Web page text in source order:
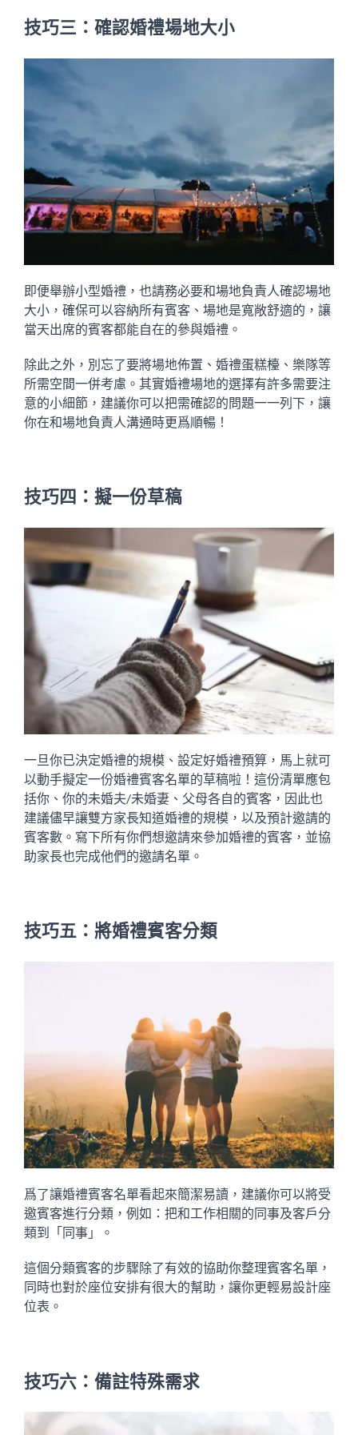
技巧三：確認婚禮場地大小
即便舉辦小型婚禮，也請務必要和場地負責人確認場地
大小，確保可以容納所有賓客、場地是寬敞舒適的，讓
當天出席的賓客都能自在的參與婚禮。
除此之外，別忘了要將場地佈置、婚禮蛋糕檯、樂隊等
所需空間一併考慮。其實婚禮場地的選擇有許多需要注
意的小細節，建議你可以把需確認的問題一一列下，讓
你在和場地負責人溝通時更爲順暢！
技巧四：擬一份草稿
一旦你已決定婚禮的規模、設定好婚禮預算，馬上就可
以動手擬定一份婚禮賓客名單的草稿啦！這份清單應包
括你、你的未婚夫/未婚妻、父母各自的賓客，因此也
建議儘早讓雙方家長知道婚禮的規模，以及預計邀請的
賓客數。寫下所有你們想邀請來參加婚禮的賓客，並協
助家長也完成他們的邀請名單。
技巧五：將婚禮賓客分類
爲了讓婚禮賓客名單看起來簡潔易讀，建議你可以將受
邀賓客進行分類，例如：把和工作相關的同事及客戶分
類到「同事」。
這個分類賓客的步驟除了有效的協助你整理賓客名單，
同時也對於座位安排有很大的幫助，讓你更輕易設計座
位表。
技巧六：備註特殊需求